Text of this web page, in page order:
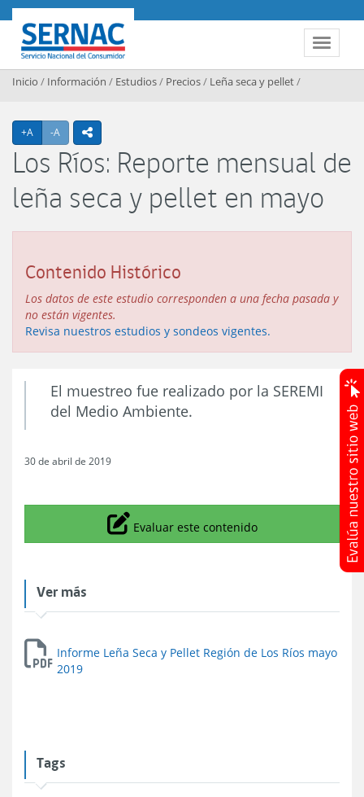
Contenido principal
Toggle
SERNAC
Inicio / Información / Estudios/ Precios/ Leña seca y pellet/
+A Agrandar texto
-A Achicar textoicono compartir
Los Ríos: Reporte mensual de
leña seca y pellet en mayo
Contenido Histórico
Los datos de este estudio corresponden a una fecha pasada y
no están vigentes.
Revisa nuestros estudios y sondeos vigentes.
El muestreo fue realizado por la SEREMI
del Medio Ambiente.
30 de abril de 2019
Icono
Evaluar este contenido
Ver más
Informe Leña Seca y Pellet Región de Los Ríos mayo
2019
Tags